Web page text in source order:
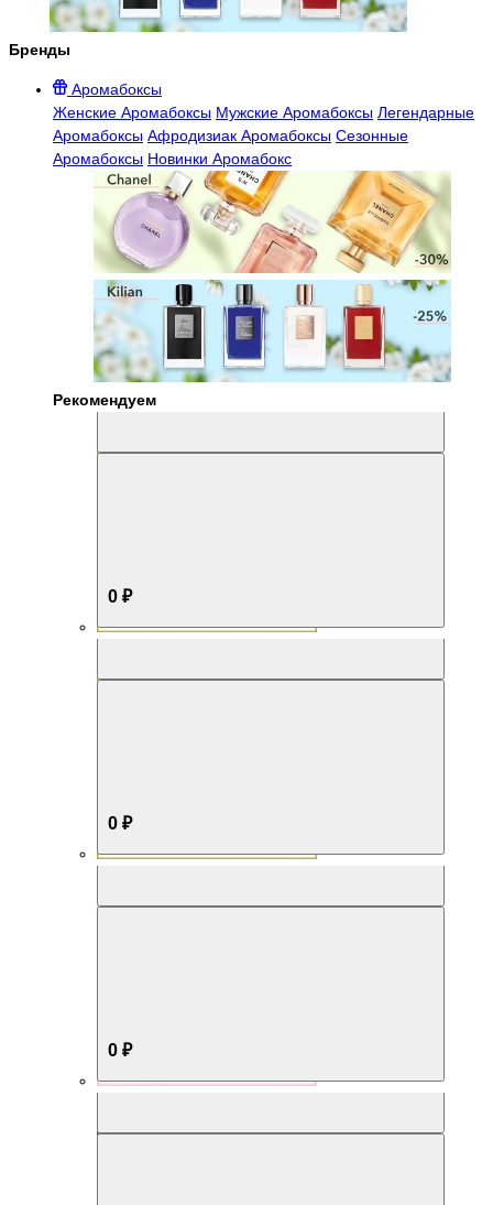
Бренды
Аромабоксы
Женские Аромабоксы Мужские Аромабоксы Легендарные
Аромабоксы Афродизиак Аромабоксы Сезонные
Аромабоксы Новинки Аромабокс
Рекомендуем
0 ₽
0 ₽
0 ₽